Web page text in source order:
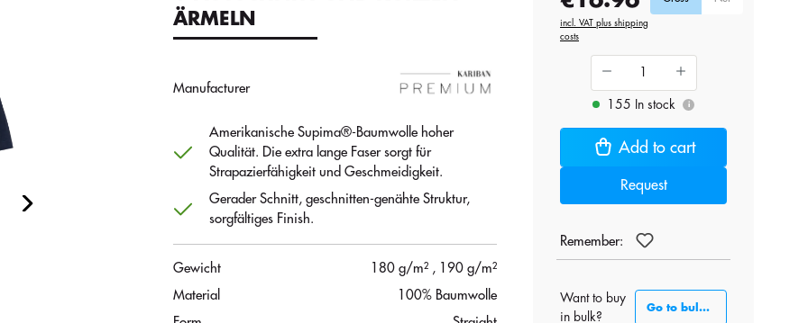
ÄRMELN
Manufacturer
Amerikanische Supima®-Baumwolle hoher
Qualität. Die extra lange Faser sorgt für
Strapazierfähigkeit und Geschmeidigkeit.
Gerader Schnitt, geschnitten-genähte Struktur,
sorgfältiges Finish.
Gewicht 180 g/m² , 190 g/m²
Material
100% Baumwolle
incl. VAT plus shipping
costs
155 In stock i
Add to cart
Request
Remember:
Want to buy
in bulk?
Go to bulk section